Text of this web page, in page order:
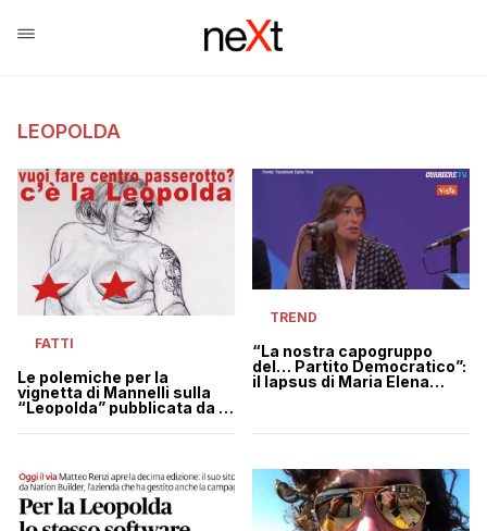
LEOPOLDA
FATTI
Le polemiche per la
vignetta di Mannelli sulla
“Leopolda” pubblicata da Il
TREND
“La nostra capogruppo
del… Partito Democratico”:
il lapsus di Maria Elena